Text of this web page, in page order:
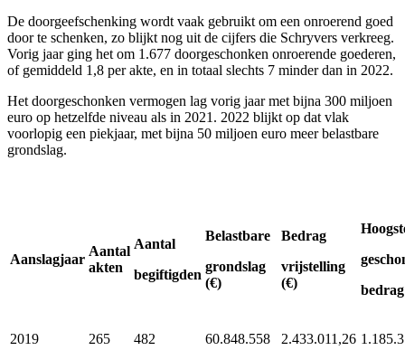
De doorgeefschenking wordt vaak gebruikt om een onroerend goed
door te schenken, zo blijkt nog uit de cijfers die Schryvers verkreeg.
Vorig jaar ging het om 1.677 doorgeschonken onroerende goederen,
of gemiddeld 1,8 per akte, en in totaal slechts 7 minder dan in 2022.
Het doorgeschonken vermogen lag vorig jaar met bijna 300 miljoen
euro op hetzelfde niveau als in 2021. 2022 blijkt op dat vlak
voorlopig een piekjaar, met bijna 50 miljoen euro meer belastbare
grondslag.
Aanslagjaar
Aantal
akten
Aantal
begiftigden
Belastbare
grondslag
(€)
Bedrag
vrijstelling
(€)
2019 265 482 60.848.558 2.433.011,26